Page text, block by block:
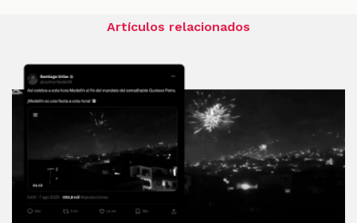
Artículos relacionados